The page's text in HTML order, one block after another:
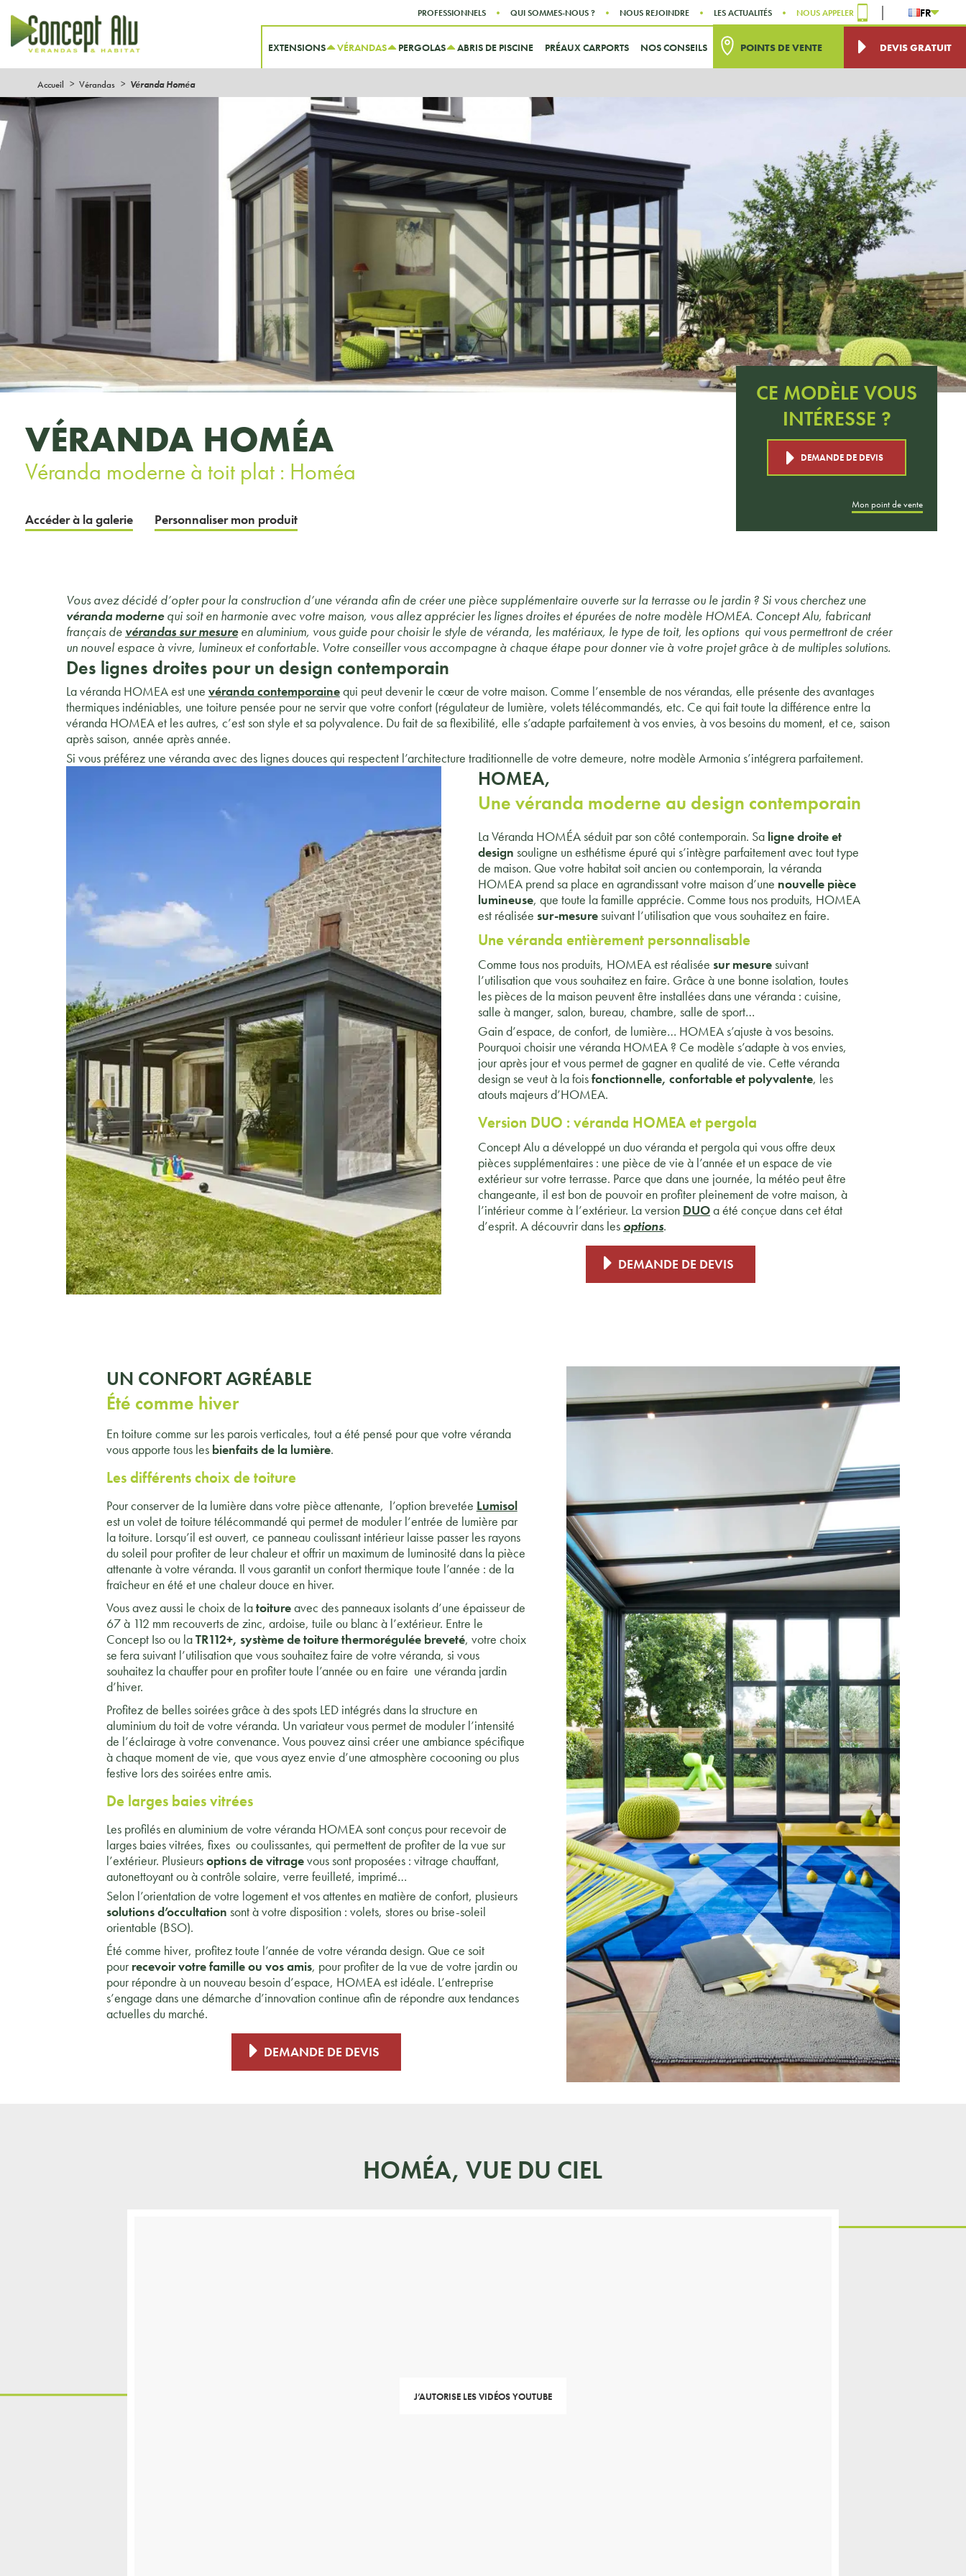
Aller au menu
Aller au contenu
PROFESSIONNELS QUI SOMMES-NOUS ? NOUS REJOINDRE LES ACTUALITÉS NOUS APPELER FR
EXTENSIONS VÉRANDAS PERGOLAS ABRIS DE PISCINE PRÉAUX CARPORTS NOS CONSEILS POINTS DE VENTE DEVIS GRATUIT
Accueil Vérandas Véranda Homéa
VÉRANDA HOMÉA
Véranda moderne à toit plat : Homéa
Accéder à la galerie Personnaliser mon produit
CE MODÈLE VOUS
INTÉRESSE ?
DEMANDE DE DEVIS
Mon point de vente
Vous avez décidé d’opter pour la construction d’une véranda afin de créer une pièce supplémentaire ouverte sur la terrasse ou le jardin ? Si vous cherchez une
véranda modernequi soit en harmonie avec votre maison, vous allez apprécier les lignes droites et épurées de notre modèle HOMEA. Concept Alu, fabricant
français de vérandas sur mesureen aluminium, vous guide pour choisir le style de véranda, les matériaux, le type de toit, les options qui vous permettront de créer
un nouvel espace à vivre, lumineux et confortable. Votre conseiller vous accompagne à chaque étape pour donner vie à votre projet grâce à de multiples solutions.
Des lignes droites pour un design contemporain
La véranda HOMEA est une véranda contemporainequi peut devenir le cœur de votre maison. Comme l’ensemble de nos vérandas, elle présente des avantages
thermiques indéniables, une toiture pensée pour ne servir que votre confort (régulateur de lumière, volets télécommandés, etc. Ce qui fait toute la différence entre la
véranda HOMEA et les autres, c’est son style et sa polyvalence. Du fait de sa flexibilité, elle s’adapte parfaitement à vos envies, à vos besoins du moment, et ce, saison
après saison, année après année.
Si vous préférez une véranda avec des lignes douces qui respectent l’architecture traditionnelle de votre demeure, notre modèle Armonia s’intégrera parfaitement.
HOMEA,
Une véranda moderne au design contemporain
La Véranda HOMÉA séduit par son côté contemporain. Sa ligne droite et
design souligne un esthétisme épuré qui s’intègre parfaitement avec tout type
de maison. Que votre habitat soit ancien ou contemporain, la véranda
HOMEA prend sa place en agrandissant votre maison d’une nouvelle pièce
lumineuse, que toute la famille apprécie. Comme tous nos produits, HOMEA
est réalisée sur-mesuresuivant l’utilisation que vous souhaitez en faire.
Une véranda entièrement personnalisable
Comme tous nos produits, HOMEA est réalisée sur mesuresuivant
l’utilisation que vous souhaitez en faire. Grâce à une bonne isolation, toutes
les pièces de la maison peuvent être installées dans une véranda : cuisine,
salle à manger, salon, bureau, chambre, salle de sport…
Gain d’espace, de confort, de lumière… HOMEA s’ajuste à vos besoins.
Pourquoi choisir une véranda HOMEA ? Ce modèle s’adapte à vos envies,
jour après jour et vous permet de gagner en qualité de vie. Cette véranda
design se veut à la foisfonctionnelle, confortable et polyvalente, les
atouts majeurs d’HOMEA.
Version DUO :véranda HOMEA et pergola
Concept Alu a développé un duo véranda et pergola qui vous offre deux
pièces supplémentaires : une pièce de vie à l’année et un espace de vie
extérieur sur votre terrasse. Parce que dans une journée, la météo peut être
changeante, il est bon de pouvoir en profiter pleinement de votre maison, à
l’intérieur comme à l’extérieur. La version DUOa été conçue dans cet état
d’esprit. A découvrir dans les options.
DEMANDE DE DEVIS
UN CONFORT AGRÉABLE
Été comme hiver
En toiture comme sur les parois verticales, tout a été pensé pour que votre véranda
vous apporte tous lesbienfaits de la lumière.
Les différents choix de toiture
Pour conserver de la lumière dans votre pièce attenante, l’option brevetée Lumisol
est un volet de toiture télécommandé qui permet de moduler l’entrée de lumière par
la toiture. Lorsqu’il est ouvert, ce panneau coulissant intérieur laisse passer les rayons
du soleil pour profiter de leur chaleur et offrir un maximum de luminosité dans la pièce
attenante à votre véranda. Il vous garantit un confort thermique toute l’année : de la
fraîcheur en été et une chaleur douce en hiver.
Vous avez aussi le choix de latoitureavec des panneaux isolants d’une épaisseur de
67 à 112 mm recouverts de zinc, ardoise, tuile ou blanc à l’extérieur. Entre le
Concept Iso ou laTR112+, système de toiture thermorégulée breveté, votre choix
se fera suivant l’utilisation que vous souhaitez faire de votre véranda, si vous
souhaitez la chauffer pour en profiter toute l’année ou en faire une véranda jardin
d’hiver.
Profitez de belles soirées grâce à des spots LED intégrés dans la structure en
aluminium du toit de votre véranda. Un variateur vous permet de moduler l’intensité
de l’éclairage à votre convenance. Vous pouvez ainsi créer une ambiance spécifique
à chaque moment de vie, que vous ayez envie d’une atmosphère cocooning ou plus
festive lors des soirées entre amis.
De larges baies vitrées
Les profilés en aluminium de votre véranda HOMEA sont conçus pour recevoir de
larges baies vitrées, fixes ou coulissantes, qui permettent de profiter de la vue sur
l’extérieur. Plusieursoptions de vitragevous sont proposées : vitrage chauffant,
autonettoyant ou à contrôle solaire, verre feuilleté, imprimé…
Selon l’orientation de votre logement et vos attentes en matière de confort, plusieurs
solutions d’occultation sont à votre disposition : volets, stores ou brise-soleil
orientable (BSO).
Été comme hiver, profitez toute l’année de votre véranda design. Que ce soit
pourrecevoir votre famille ou vos amis, pour profiter de la vue de votre jardin ou
pour répondre à un nouveau besoin d’espace, HOMEA est idéale. L’entreprise
s’engage dans une démarche d’innovation continue afin de répondre aux tendances
actuelles du marché.
DEMANDE DE DEVIS
HOMÉA, VUE DU CIEL
J’AUTORISE LES VIDÉOS YOUTUBE